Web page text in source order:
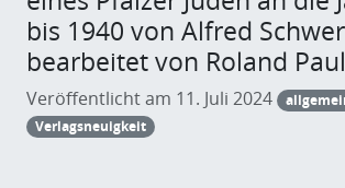
bis 1940 von Alfred
bearbeitet von Roland
Veröffentlicht am 11. Juli 2024
Verlagsneuigkeit